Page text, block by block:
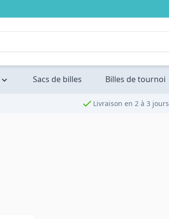
Sacs de billes Billes de tournoi
Livraison en 2 à 3 jours